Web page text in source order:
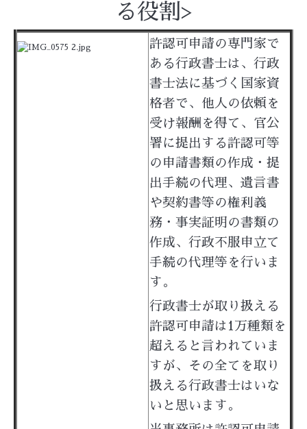
る役割>
許認可申請の専門家で
ある行政書士は、行政
書士法に基づく国家資
格者で、他人の依頼を
受け報酬を得て、官公
署に提出する許認可等
の申請書類の作成・提
出手続の代理、遺言書
や契約書等の権利義
務・事実証明の書類の
作成、行政不服申立て
手続の代理等を行いま
す。
行政書士が取り扱える
許認可申請は1万種類を
超えると言われていま
すが、その全てを取り
扱える行政書士はいな
いと思います。